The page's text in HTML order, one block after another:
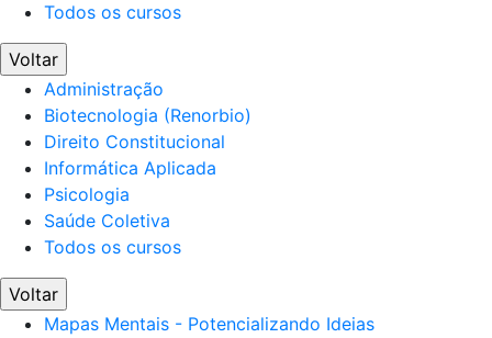
Todos os cursos
Voltar
Administração
Biotecnologia (Renorbio)
Direito Constitucional
Informática Aplicada
Psicologia
Saúde Coletiva
Todos os cursos
Voltar
Mapas Mentais - Potencializando Ideias